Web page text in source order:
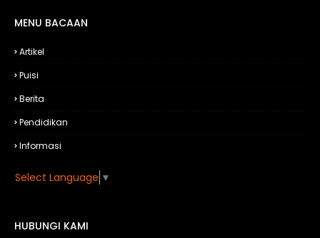
MENU BACAAN
Artikel
Puisi
Berita
Pendidikan
Informasi
Select Language ▼
HUBUNGI KAMI